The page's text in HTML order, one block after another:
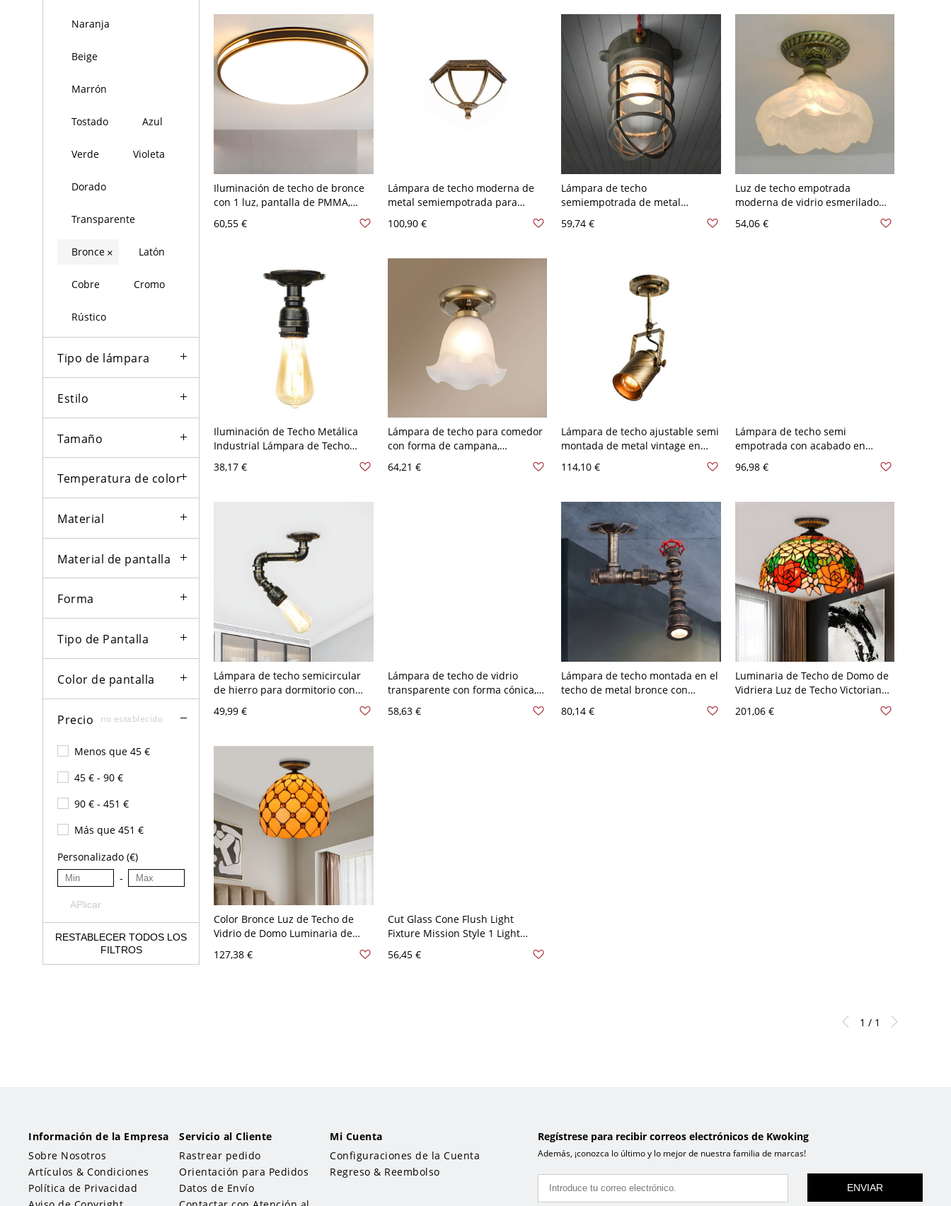
Naranja
Beige
Marrón
Tostado Azul
Verde Violeta
Dorado
Transparente
Bronce × Latón
Cobre Cromo
Rústico
Tipo de lámpara
Estilo
Tamaño
Temperatura de color
Material
Material de pantalla
Forma
Tipo de Pantalla
Color de pantalla
Precio no establecido
Menos que 45 €
45 € - 90 €
90 € - 451 €
Más que 451 €
Personalizado (€)
-
APlicar
RESTABLECER TODOS LOS
FILTROS
Iluminación de techo de bronce
con 1 luz, pantalla de PMMA,
metal para uso residencial, LED,
montaje expuesto, 110V-120V,
60,55 €
Lámpara de techo moderna de
metal semiempotrada para
residencia oscura en América en
categorías máximas - Bronce 110
100,90 €
Lámpara de techo
semiempotrada de metal
pantalla de vidrio transparente -
59,74 €
Luz de techo empotrada
moderna de vidrio esmerilado
hierro fundido - Bronce 110 A
54,06 €
Iluminación de Techo Metálica
Industrial Lámpara de Techo
Semi Rasante 1 Cabeza para Sala
- Bronce 110 A 120 V
38,17 €
Lámpara de techo para comedor
con forma de campana,
esmerilado, individual y con
64,21 €
Lámpara de techo ajustable semi
montada de metal vintage en
forma de cilindro con 1 bombilla
en bronce
114,10 €
Lámpara de techo semi
empotrada con acabado en
transparente - 110 A 120 V
96,98 €
Lámpara de techo semicircular
de hierro para dormitorio con
descubierto, estilo granja, con
bronce, 1 bombilla
49,99 €
Lámpara de techo de vidrio
transparente con forma cónica,
semi empotrado en bronce para
58,63 €
Lámpara de techo montada en el
techo de metal bronce con
iluminación semi empotrada tipo
80,14 €
Luminaria de Techo de Domo de
Vidriera Luz de Techo Victoriana
1 Cabeza en Bronce para Cuarto
- Bronce 110 A 120 V Flor
201,06 €
Color Bronce Luz de Techo de
Vidrio de Domo Luminaria de
Corredor - Bronce 110 A 120 V
127,38 €
Cut Glass Cone Flush Light
Fixture Mission Style 1 Light
Patterned Ceiling Mount - 110 A
56,45 €
1 / 1
Información de la Empresa
Sobre Nosotros
Artículos & Condiciones
Política de Privacidad
Servicio al Cliente
Rastrear pedido
Orientación para Pedidos
Datos de Envío
Mi Cuenta
Configuraciones de la Cuenta
Regreso & Reembolso
Regístrese para recibir correos electrónicos de Kwoking
Además, ¡conozca lo último y lo mejor de nuestra familia de marcas!
ENVIAR